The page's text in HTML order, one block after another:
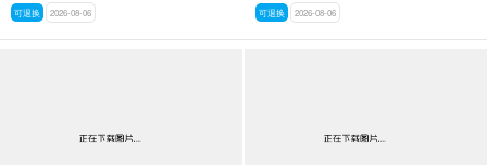
可退换 2026-08-06 可退换 2026-08-06